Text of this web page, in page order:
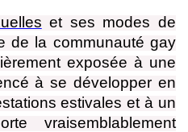
et ses modes de
de la communauté gay
exposée à une
à se développer en
estivales et à un
vraisemblablement